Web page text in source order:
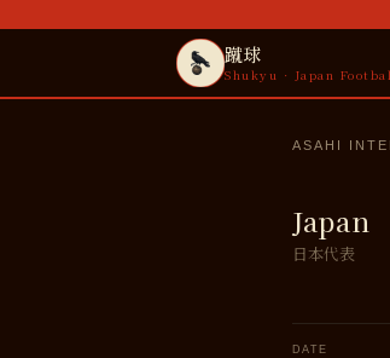
蹴球
Shukyu · Japan
ASAHI
Japan
日本代表
DATE